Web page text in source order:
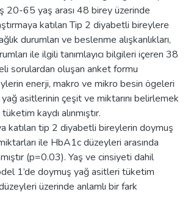
20-65 yaş arası 48 birey üzerinde
katılan Tip 2 diyabetli bireylere
durumları ve beslenme alışkanlıkları,
ile ilgili tanımlayıcı bilgileri içeren 38
sorulardan oluşan anket formu
enerji, makro ve mikro besin ögeleri
asitlerinin çeşit ve miktarını belirlemek
kaydı alınmıştır.
katılan tip 2 diyabetli bireylerin doymuş
ile HbA1c düzeyleri arasında
(p=0.03). Yaş ve cinsiyeti dahil
1’de doymuş yağ asitleri tüketim
üzerinde anlamlı bir fark